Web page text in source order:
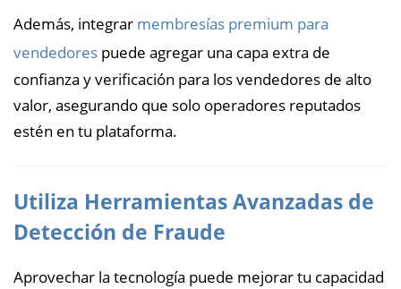
Además, integrar membresías premium para
vendedores puede agregar una capa extra de
confianza y verificación para los vendedores de alto
valor, asegurando que solo operadores reputados
estén en tu plataforma.
Utiliza Herramientas Avanzadas de
Detección de Fraude
Aprovechar la tecnología puede mejorar tu capacidad